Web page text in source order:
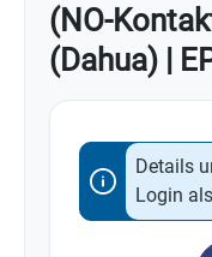
(NO-
(Dahua) |
Details
Login